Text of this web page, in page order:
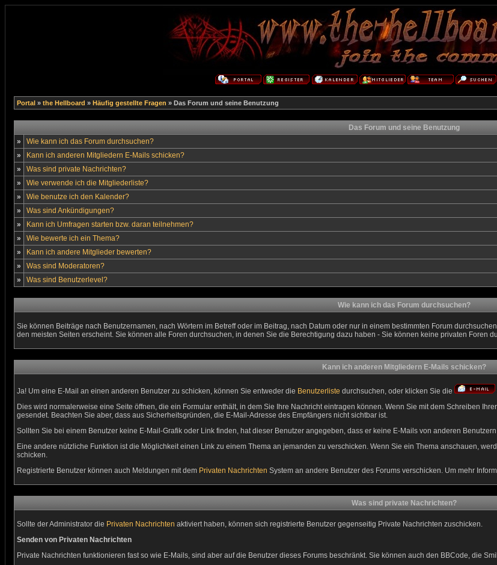
Portal» the Hellboard » Häufig gestellte Fragen » Das Forum und seine Benutzung
Das Forum und seine Benutzung
»
Wie kann ich das Forum durchsuchen?
»
Kann ich anderen Mitgliedern E-Mails schicken?
»
Was sind private Nachrichten?
»
Wie verwende ich die Mitgliederliste?
»
Wie benutze ich den Kalender?
»
Was sind Ankündigungen?
»
Kann ich Umfragen starten bzw. daran teilnehmen?
»
Wie bewerte ich ein Thema?
»
Kann ich andere Mitglieder bewerten?
»
Was sind Moderatoren?
»
Was sind Benutzerlevel?
Wie kann ich das Forum durchsuchen?
Sie können Beiträge nach Benutzernamen, nach Wörtern im Betreff oder im Beitrag, nach Datum oder nur in einem bestimmten Forum
den meisten Seiten erscheint. Sie können alle Foren durchsuchen, in denen Sie die Berechtigung dazu haben - Sie können keine privaten Foren
Kann ich anderen Mitgliedern E-Mails schicken?
Ja! Um eine E-Mail an einen anderen Benutzer zu schicken, können Sie entweder die Benutzerliste durchsuchen, oder klicken Sie die
Dies wird normalerweise eine Seite öffnen, die ein Formular enthält, in dem Sie Ihre Nachricht eintragen können. Wenn Sie mit dem Schreiben
gesendet. Beachten Sie aber, dass aus Sicherheitsgründen, die E-Mail-Adresse des Empfängers nicht sichtbar ist.
Sollten Sie bei einem Benutzer keine E-Mail-Grafik oder Link finden, hat dieser Benutzer angegeben, dass er keine E-Mails von anderen
Eine andere nützliche Funktion ist die Möglichkeit einen Link zu einem Thema an jemanden zu verschicken. Wenn Sie ein Thema anschauen,
schicken.
Registrierte Benutzer können auch Meldungen mit dem Privaten Nachrichten System an andere Benutzer des Forums verschicken. Um mehr
Was sind private Nachrichten?
Sollte der Administrator die Privaten Nachrichten aktiviert haben, können sich registrierte Benutzer gegenseitig Private Nachrichten zuschicken.
Senden von Privaten Nachrichten
Private Nachrichten funktionieren fast so wie E-Mails, sind aber auf die Benutzer dieses Forums beschränkt. Sie können auch den BBCode, die